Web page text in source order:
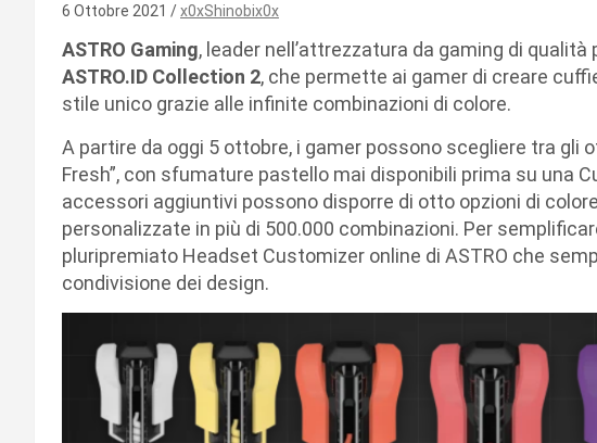
6 Ottobre 2021 x0xShinobix0x
ASTRO Gaming, leader nell’attrezzatura da gaming di
ASTRO.ID Collection 2, che permette ai gamer di creare
stile unico grazie alle infinite combinazioni di colore.
A partire da oggi 5 ottobre, i gamer possono scegliere tra gli
Fresh”, con sfumature pastello mai disponibili prima su una
accessori aggiuntivi possono disporre di otto opzioni di
personalizzate in più di 500.000 combinazioni. Per
pluripremiato Headset Customizer online di ASTRO che
condivisione dei design.